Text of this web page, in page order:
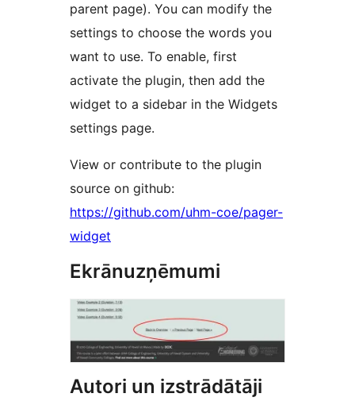
parent page). You can modify the
settings to choose the words you
want to use. To enable, first
activate the plugin, then add the
widget to a sidebar in the Widgets
settings page.
View or contribute to the plugin
source on github:
https://github.com/uhm-coe/pager-
widget
Ekrānuzņēmumi
Autori un izstrādātāji